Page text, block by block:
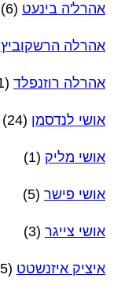
אהרל'ה בינעט (6)
אהרלה הרשקוביץ
אהרלה רוזנפלד (1)
אושי לנדסמן (24)
אושי מליק (1)
אושי פישר (5)
אושי צייגר (3)
איציק איזנשטט (35)